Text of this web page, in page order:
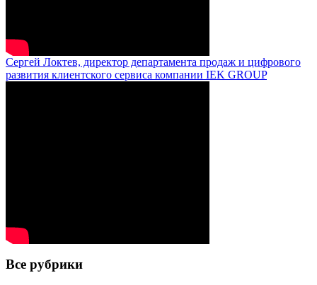
Сергей Локтев, директор департамента продаж и цифрового
развития клиентского сервиса компании IEK GROUP
Все рубрики